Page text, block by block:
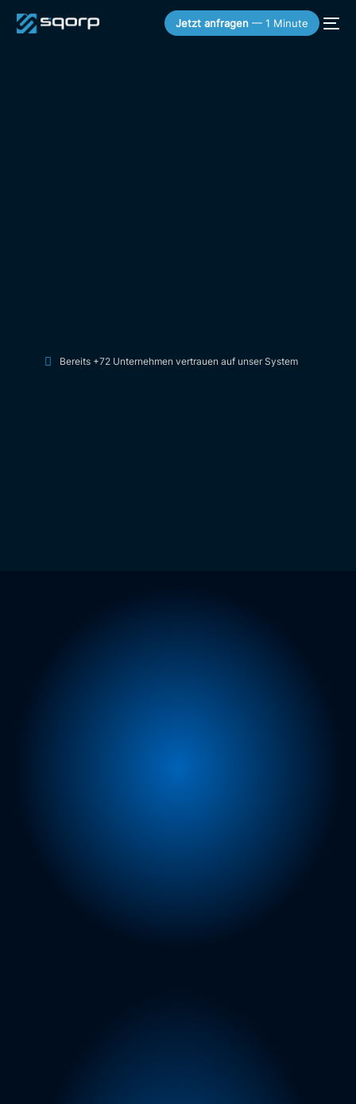
Jetzt anfragen— 1 Minute
Bereits +72 Unternehmen vertrauen auf unser System